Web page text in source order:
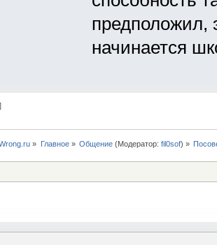
предположил,
начинается
]
» Главное» Общение(Модератор: fil0sof) »